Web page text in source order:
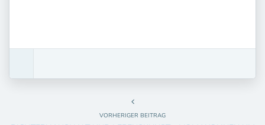
VORHERIGER BEITRAG